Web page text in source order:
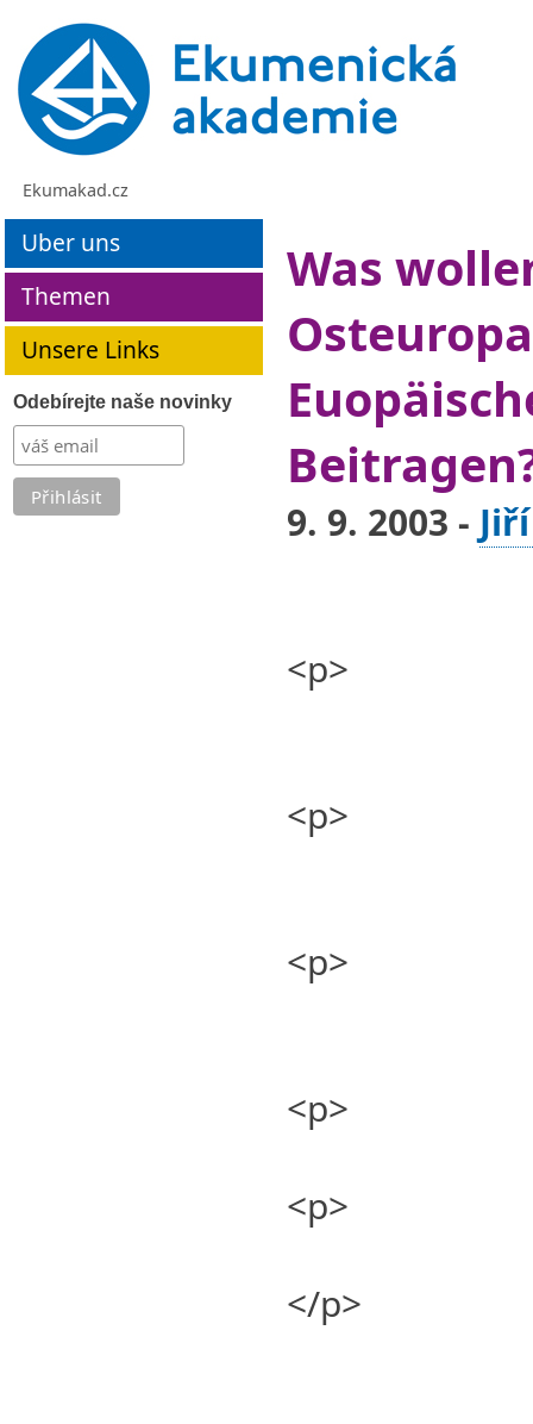
Ekumakad.cz
Uber uns
Themen
Unsere Links
Odebírejte naše novinky
Was
9. 9. 2003 -
<p>
<p>
<p>
<p>
<p>
</p>